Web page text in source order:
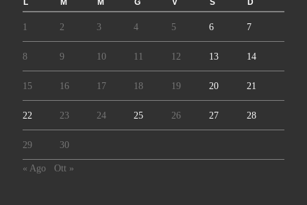
L M M G V S D
1 2 3 4 5 6 7
8 9 10 11 12 13 14
15 16 17 18 19 20 21
22 23 24 25 26 27 28
29 30
« Ago Ott »